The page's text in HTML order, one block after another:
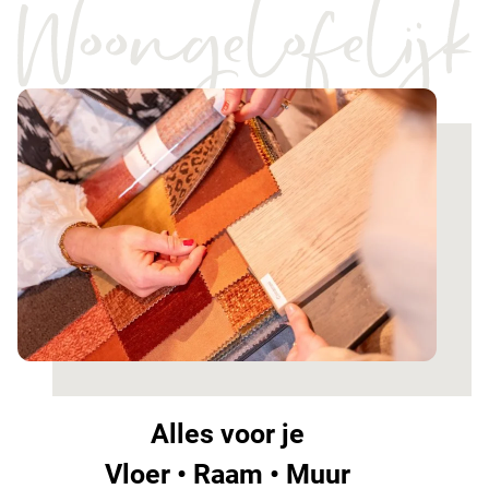
Alles voor je
Vloer • Raam • Muur